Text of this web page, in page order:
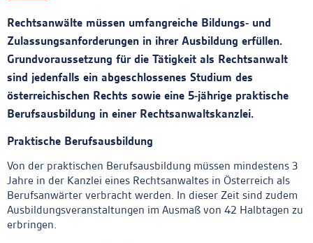
Rechtsanwälte müssen umfangreiche Bildungs- und
Zulassungsanforderungen in ihrer Ausbildung erfüllen.
Grundvoraussetzung für die Tätigkeit als Rechtsanwalt
sind jedenfalls ein abgeschlossenes Studium des
österreichischen Rechts sowie eine 5-jährige praktische
Berufsausbildung in einer Rechtsanwaltskanzlei.
Praktische Berufsausbildung
Von der praktischen Berufsausbildung müssen mindestens 3
Jahre in der Kanzlei eines Rechtsanwaltes in Österreich als
Berufsanwärter verbracht werden. In dieser Zeit sind zudem
Ausbildungsveranstaltungen im Ausmaß von 42 Halbtagen zu
erbringen.